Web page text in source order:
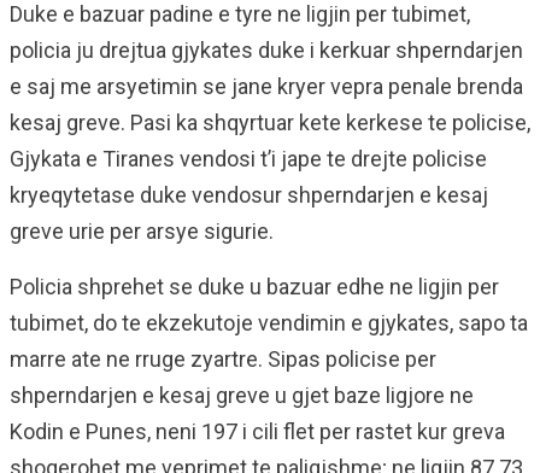
Duke e bazuar padine e tyre ne ligjin per tubimet,
policia ju drejtua gjykates duke i kerkuar shperndarjen
e saj me arsyetimin se jane kryer vepra penale brenda
kesaj greve. Pasi ka shqyrtuar kete kerkese te policise,
Gjykata e Tiranes vendosi t’i jape te drejte policise
kryeqytetase duke vendosur shperndarjen e kesaj
greve urie per arsye sigurie.
Policia shprehet se duke u bazuar edhe ne ligjin per
tubimet, do te ekzekutoje vendimin e gjykates, sapo ta
marre ate ne rruge zyartre. Sipas policise per
shperndarjen e kesaj greve u gjet baze ligjore ne
Kodin e Punes, neni 197 i cili flet per rastet kur greva
shoqerohet me veprimet te paligjshme; ne ligjin 87 73